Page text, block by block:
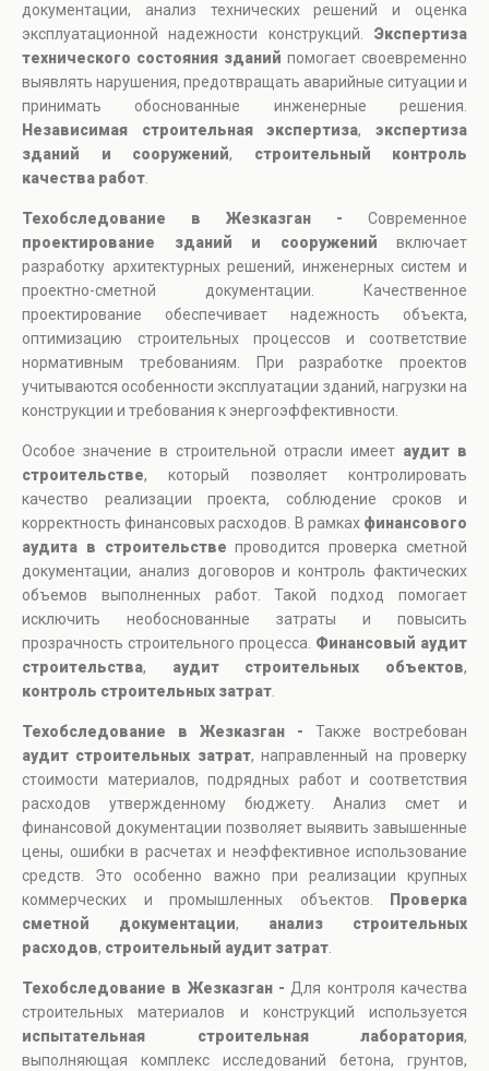
документации, анализ технических решений и оценка
эксплуатационной надежности конструкций. Экспертиза
технического состояния зданий помогает своевременно
выявлять нарушения, предотвращать аварийные ситуации и
принимать обоснованные инженерные решения.
Независимая строительная экспертиза,экспертиза
зданий и сооружений, строительный контроль
качества работ
Техобследование в Жезказган - Современное
проектирование зданий и сооружений включает
разработку архитектурных решений, инженерных систем и
проектно-сметной документации. Качественное
проектирование обеспечивает надежность объекта,
оптимизацию строительных процессов и соответствие
нормативным требованиям. При разработке проектов
учитываются особенности эксплуатации зданий, нагрузки на
конструкции и требования к энергоэффективности.
Особое значение в строительной отрасли имеет аудит в
строительстве, который позволяет контролировать
качество реализации проекта, соблюдение сроков и
корректность финансовых расходов. В рамках финансового
аудита в строительстве проводится проверка сметной
документации, анализ договоров и контроль фактических
объемов выполненных работ. Такой подход помогает
исключить необоснованные затраты и повысить
прозрачность строительного процесса. Финансовый аудит
строительства, аудит строительных объектов,
контроль строительных затрат
Техобследование в Жезказган - Также востребован
аудит строительных затрат, направленный на проверку
стоимости материалов, подрядных работ и соответствия
расходов утвержденному бюджету. Анализ смет и
финансовой документации позволяет выявить завышенные
цены, ошибки в расчетах и неэффективное использование
средств. Это особенно важно при реализации крупных
коммерческих и промышленных объектов.
Проверка
сметной документации, анализ строительных
расходов, строительный аудит затрат
Техобследование в Жезказган - Для контроля качества
строительных материалов и конструкций используется
испытательная строительная лаборатория,
выполняющая комплекс исследований бетона, грунтов,